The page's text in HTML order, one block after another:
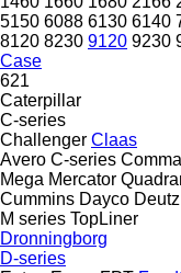
5150 6088 6130 6140
8120 8230 9120 9230
Case
621
Caterpillar
C-series
Challenger Claas
Avero C-series
Mega Mercator
Cummins Dayco Deutz
M series TopLiner
Dronningborg
D-series